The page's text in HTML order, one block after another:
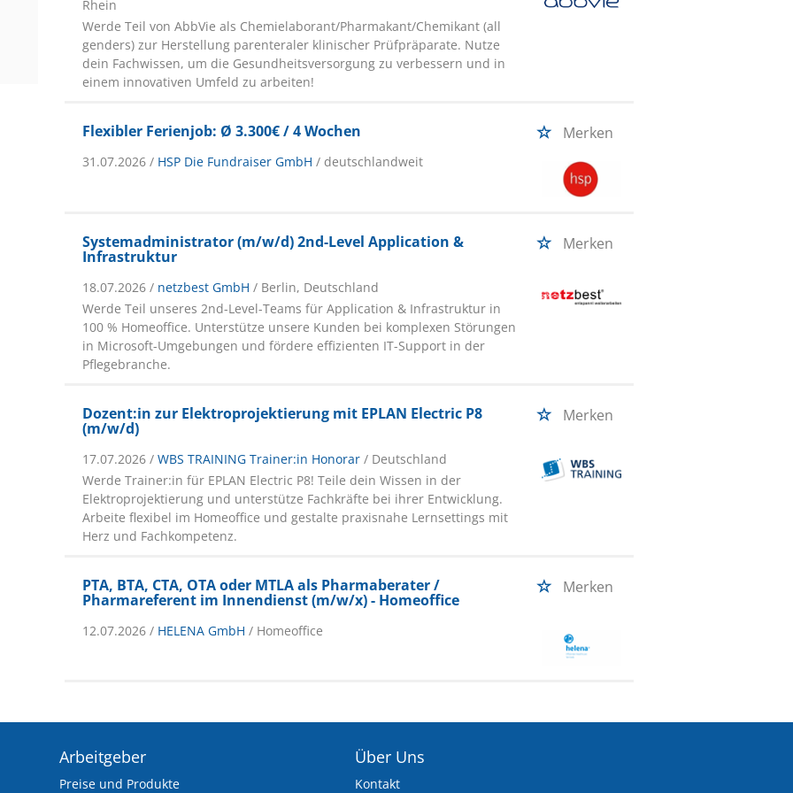
Rhein
Werde Teil von AbbVie als Chemielaborant/Pharmakant/Chemikant (all
genders) zur Herstellung parenteraler klinischer Prüfpräparate. Nutze
dein Fachwissen, um die Gesundheitsversorgung zu verbessern und in
einem innovativen Umfeld zu arbeiten!
Flexibler Ferienjob: Ø 3.300€ / 4 Wochen Merken
31.07.2026 / HSP Die Fundraiser GmbH / deutschlandweit
Systemadministrator (m/w/d) 2nd-Level Application &
Infrastruktur
Merken
18.07.2026 / netzbest GmbH / Berlin, Deutschland
Werde Teil unseres 2nd-Level-Teams für Application & Infrastruktur in
100 % Homeoffice. Unterstütze unsere Kunden bei komplexen Störungen
in Microsoft-Umgebungen und fördere effizienten IT-Support in der
Pflegebranche.
Dozent:in zur Elektroprojektierung mit EPLAN Electric P8
(m/w/d)
Merken
17.07.2026 /WBS TRAINING Trainer:in Honorar / Deutschland
Werde Trainer:in für EPLAN Electric P8! Teile dein Wissen in der
Elektroprojektierung und unterstütze Fachkräfte bei ihrer Entwicklung.
Arbeite flexibel im Homeoffice und gestalte praxisnahe Lernsettings mit
Herz und Fachkompetenz.
PTA, BTA, CTA, OTA oder MTLA als Pharmaberater /
Pharmareferent im Innendienst (m/w/x) - Homeoffice
Merken
12.07.2026 / HELENA GmbH / Homeoffice
Arbeitgeber
Preise und Produkte
Über Uns
Kontakt